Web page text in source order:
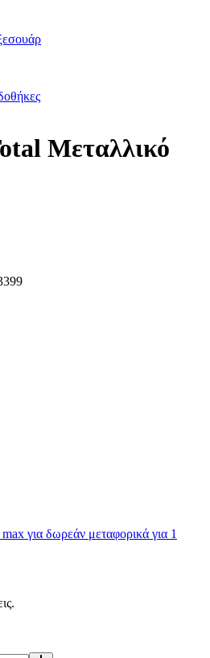
Μεταλλικό
για δωρεάν μεταφορικά για 1